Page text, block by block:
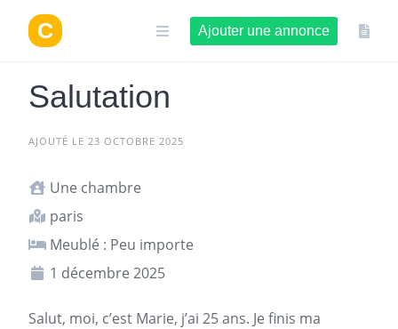
contenu
Ajouter une annonce
Salutation
AJOUTÉ LE 23 OCTOBRE 2025
Une chambre
paris
Meublé : Peu importe
1 décembre 2025
Salut, moi, c’est Marie, j’ai 25 ans. Je finis ma